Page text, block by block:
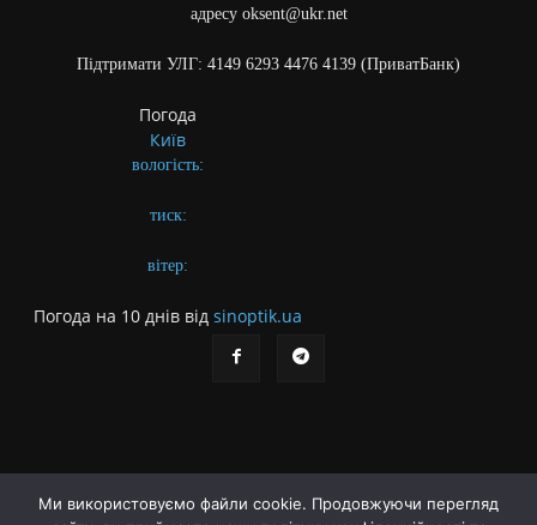
адресу oksent@ukr.net
Підтримати УЛГ: 4149 6293 4476 4139 (ПриватБанк)
Погода
Київ
вологість:
тиск:
вітер:
Погода на 10 днів від sinoptik.ua
Ми використовуємо файли cookie. Продовжуючи перегляд